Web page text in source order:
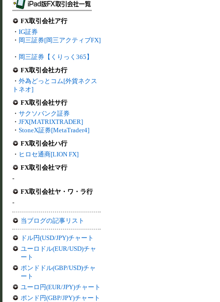
FX取引会社ア行
・ IG証券
・ 岡三証券[岡三アクティブFX]
・ 岡三証券【くりっく365】
FX取引会社カ行
・ 外為どっとコム[外貨ネクス
トネオ]
FX取引会社サ行
・ サクソバンク証券
・ JFX[MATRIXTRADER]
・ StoneX証券[MetaTrader4]
FX取引会社ハ行
・ ヒロセ通商[LION FX]
FX取引会社マ行
-
FX取引会社ヤ・ワ・ラ行
-
当ブログの記事リスト
ドル円(USD/JPY)チャート
ユーロドル(EUR/USD)チャ
ート
ポンドドル(GBP/USD)チャ
ート
ユーロ円(EUR/JPY)チャート
ポンド円(GBP/JPY)チャート